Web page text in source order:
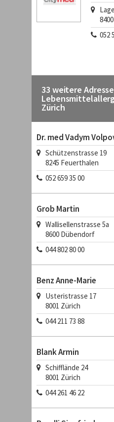
8400
052
33 weitere
Zürich
Dr. med Vadym
Schützenstrasse 19
8245 Feuerthalen
052 659 35 00
Grob Martin
Wallisellenstrasse 5a
8600 Dübendorf
044 802 80 00
Benz Anne-Marie
Usteristrasse 17
8001 Zürich
044 211 73 88
Blank Armin
Schifflände 24
8001 Zürich
044 261 46 22